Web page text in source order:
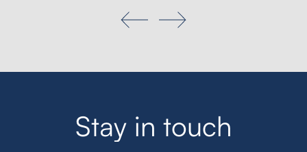
Stay in touch